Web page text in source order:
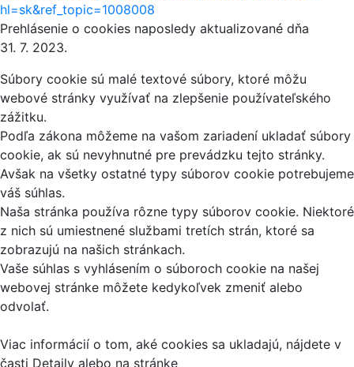
hl=sk&ref_topic=1008008
Prehlásenie o cookies naposledy aktualizované dňa
31. 7. 2023.
Súbory cookie sú malé textové súbory, ktoré môžu
webové stránky využívať na zlepšenie používateľského
zážitku.
Podľa zákona môžeme na vašom zariadení ukladať súbory
cookie, ak sú nevyhnutné pre prevádzku tejto stránky.
Avšak na všetky ostatné typy súborov cookie potrebujeme
váš súhlas.
Naša stránka používa rôzne typy súborov cookie. Niektoré
z nich sú umiestnené službami tretích strán, ktoré sa
zobrazujú na našich stránkach.
Vaše súhlas s vyhlásením o súboroch cookie na našej
webovej stránke môžete kedykoľvek zmeniť alebo
odvolať.
Viac informácií o tom, aké cookies sa ukladajú, nájdete v
časti Detaily alebo na stránke